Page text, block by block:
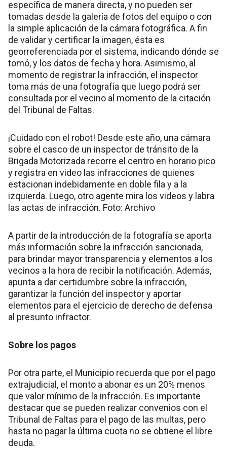
específica de manera directa, y no pueden ser
tomadas desde la galería de fotos del equipo o con
la simple aplicación de la cámara fotográfica. A fin
de validar y certificar la imagen, ésta es
georreferenciada por el sistema, indicando dónde se
tomó, y los datos de fecha y hora. Asimismo, al
momento de registrar la infracción, el inspector
toma más de una fotografía que luego podrá ser
consultada por el vecino al momento de la citación
del Tribunal de Faltas.
¡Cuidado con el robot! Desde este año, una cámara
sobre el casco de un inspector de tránsito de la
Brigada Motorizada recorre el centro en horario pico
y registra en video las infracciones de quienes
estacionan indebidamente en doble fila y a la
izquierda. Luego, otro agente mira los videos y labra
las actas de infracción. Foto: Archivo
A partir de la introducción de la fotografía se aporta
más información sobre la infracción sancionada,
para brindar mayor transparencia y elementos a los
vecinos a la hora de recibir la notificación. Además,
apunta a dar certidumbre sobre la infracción,
garantizar la función del inspector y aportar
elementos para el ejercicio de derecho de defensa
al presunto infractor.
Sobre los pagos
Por otra parte, el Municipio recuerda que por el pago
extrajudicial, el monto a abonar es un 20% menos
que valor mínimo de la infracción. Es importante
destacar que se pueden realizar convenios con el
Tribunal de Faltas para el pago de las multas, pero
hasta no pagar la última cuota no se obtiene el libre
deuda.